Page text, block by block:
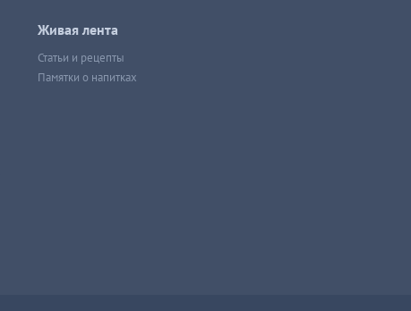
Живая лента
Статьи и рецепты
Памятки о напитках